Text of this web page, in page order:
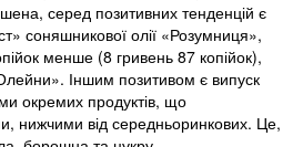
серед позитивних тенденцій є
соняшникової олії «Розумниця»,
менше (8 гривень 87 копійок),
Іншим позитивом є випуск
окремих продуктів, що
нижчими від середньоринкових. Це,